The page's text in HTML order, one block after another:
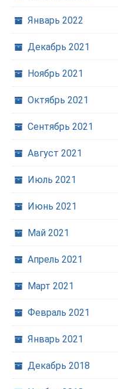
Январь 2022
Декабрь 2021
Ноябрь 2021
Октябрь 2021
Сентябрь 2021
Август 2021
Июль 2021
Июнь 2021
Май 2021
Апрель 2021
Март 2021
Февраль 2021
Январь 2021
Декабрь 2018